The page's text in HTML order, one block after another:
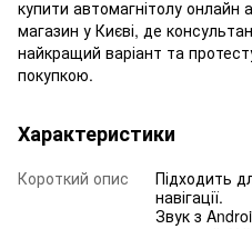
купити автомагнітолу онлайн
магазин у Києві, де
найкращий варіант та
покупкою.
Характеристики
Короткий опис
Підходить
навігації.
Звук з